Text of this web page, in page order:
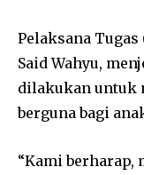
Pelaksana Tugas
Said Wahyu,
dilakukan untuk
berguna bagi
“Kami berharap,